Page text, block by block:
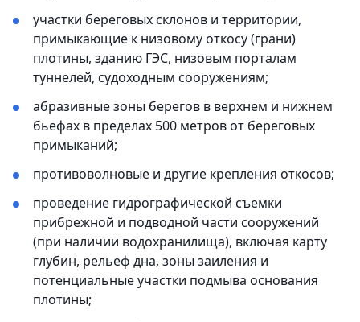
участки береговых склонов и территории,
примыкающие к низовому откосу (грани)
плотины, зданию ГЭС, низовым порталам
туннелей, судоходным сооружениям;
абразивные зоны берегов в верхнем и нижнем
бьефах в пределах 500 метров от береговых
примыканий;
противоволновые и другие крепления откосов;
проведение гидрографической съемки
прибрежной и подводной части сооружений
(при наличии водохранилища), включая карту
глубин, рельеф дна, зоны заиления и
потенциальные участки подмыва основания
плотины;